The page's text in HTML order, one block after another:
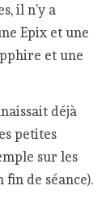
il n’y a
Epix et une
et une
déjà
petites
sur les
fin de séance).